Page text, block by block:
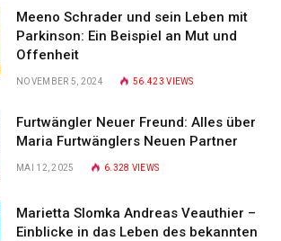
Meeno Schrader und sein Leben mit
Parkinson: Ein Beispiel an Mut und
Offenheit
NOVEMBER 5, 2024 56.423VIEWS
Furtwängler Neuer Freund: Alles über
Maria Furtwänglers Neuen Partner
MAI 12, 2025 6.328 VIEWS
Marietta Slomka Andreas Veauthier –
Einblicke in das Leben des bekannten